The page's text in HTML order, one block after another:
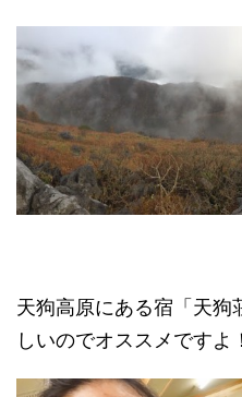
天狗高原にある宿「天狗
しいのでオススメですよ！